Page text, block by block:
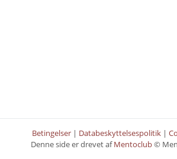
Betingelser | Databeskyttelsespolitik |
Denne side er drevet afMentoclub©